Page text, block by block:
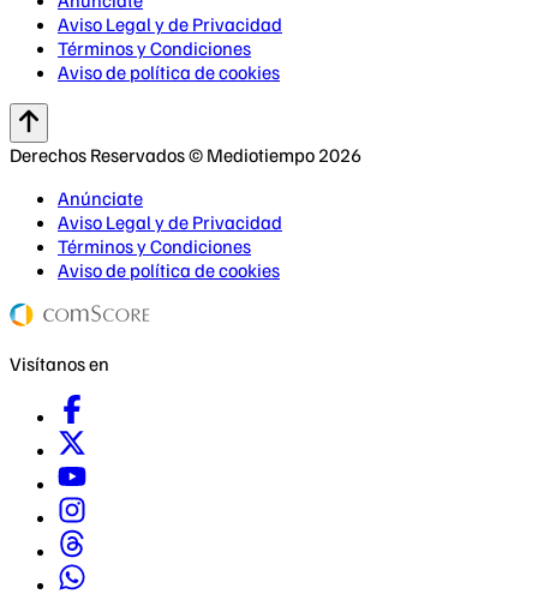
Aviso Legal y de Privacidad
Términos y Condiciones
Aviso de política de cookies
Derechos Reservados © Mediotiempo 2026
Anúnciate
Aviso Legal y de Privacidad
Términos y Condiciones
Aviso de política de cookies
Visítanos en